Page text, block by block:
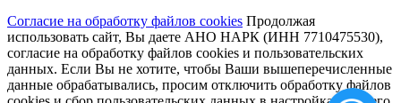
Согласие на обработку файлов cookies Продолжая
использовать сайт, Вы даете АНО НАРК (ИНН 7710475530),
согласие на обработку файлов cookies и пользовательских
данных. Если Вы не хотите, чтобы Ваши вышеперечисленные
данные обрабатывались, просим отключить обработку файлов